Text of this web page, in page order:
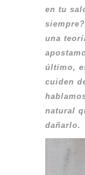
en tu
una
último,
cuiden
natural
dañarlo.